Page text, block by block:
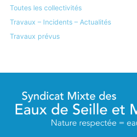
Toutes les collectivités
Travaux – Incidents – Actualités
Travaux prévus